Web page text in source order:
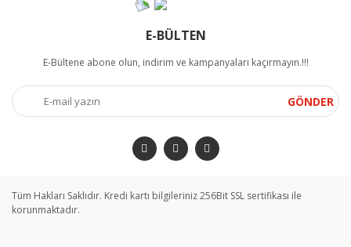
E-BÜLTEN
E-Bültene abone olun, indirim ve kampanyaları kaçırmayın.!!!
GÖNDER
Tüm Hakları Saklıdır. Kredi kartı bilgileriniz 256Bit SSL sertifikası ile
korunmaktadır.